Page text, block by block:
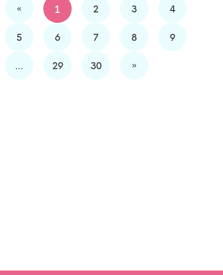
« 1 2 3 4
5 6 7 8 9
… 29 30 »